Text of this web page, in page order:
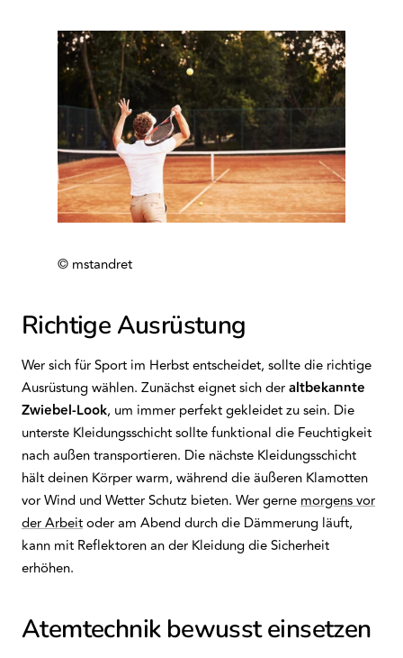
© mstandret
Richtige Ausrüstung
Wer sich für Sport im Herbst entscheidet, sollte die richtige
Ausrüstung wählen. Zunächst eignet sich deraltbekannte
Zwiebel-Look, um immer perfekt gekleidet zu sein. Die
unterste Kleidungsschicht sollte funktional die Feuchtigkeit
nach außen transportieren. Die nächste Kleidungsschicht
hält deinen Körper warm, während die äußeren Klamotten
vor Wind und Wetter Schutz bieten. Wer gernemorgens vor
der Arbeitoder am Abend durch die Dämmerung läuft,
kann mit Reflektoren an der Kleidung die Sicherheit
erhöhen.
Atemtechnik bewusst einsetzen